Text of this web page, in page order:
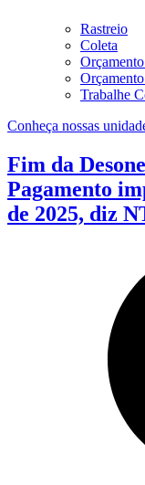
Rastreio
Coleta
Trabalhe
Conheça nossas
Fim da
Pagamento
de 2025, diz